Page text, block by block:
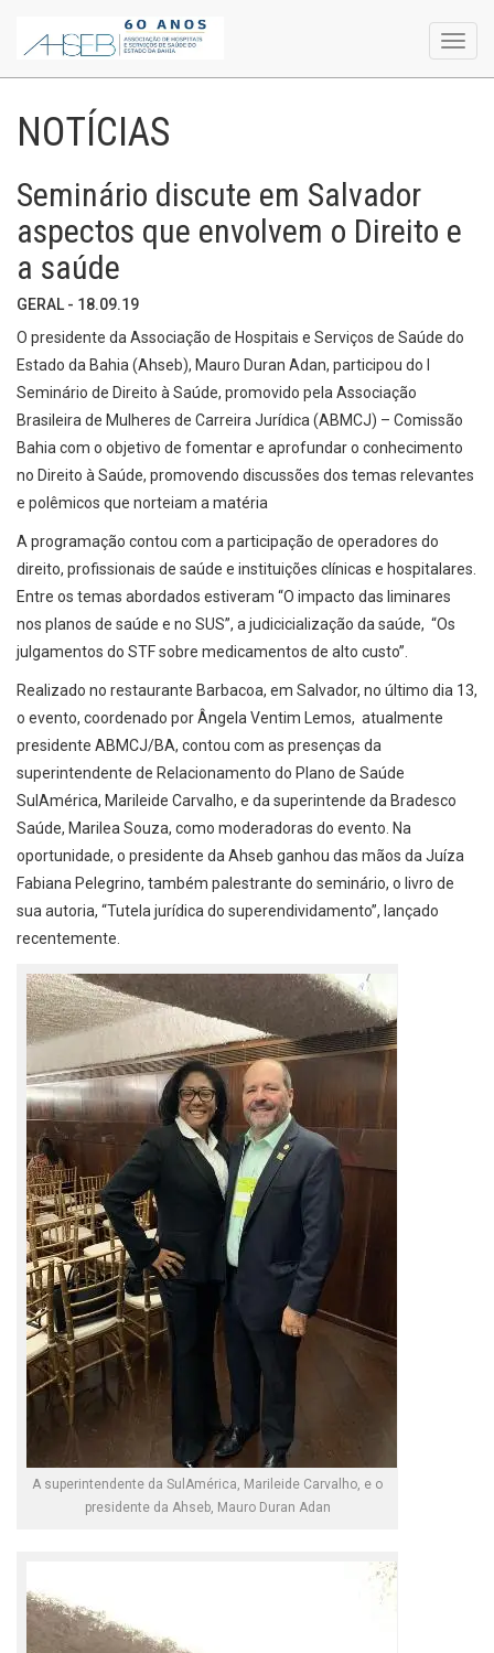
NOTÍCIAS
Seminário discute em Salvador
aspectos que envolvem o Direito e
a saúde
GERAL - 18.09.19
O presidente da Associação de Hospitais e Serviços de Saúde do
Estado da Bahia (Ahseb), Mauro Duran Adan, participou do I
Seminário de Direito à Saúde, promovido pela Associação
Brasileira de Mulheres de Carreira Jurídica (ABMCJ) – Comissão
Bahia com o objetivo de fomentar e aprofundar o conhecimento
no Direito à Saúde, promovendo discussões dos temas relevantes
e polêmicos que norteiam a matéria
A programação contou com a participação de operadores do
direito, profissionais de saúde e instituições clínicas e hospitalares.
Entre os temas abordados estiveram “O impacto das liminares
nos planos de saúde e no SUS”, a judicicialização da saúde, “Os
julgamentos do STF sobre medicamentos de alto custo”.
Realizado no restaurante Barbacoa, em Salvador, no último dia 13,
o evento, coordenado por Ângela Ventim Lemos, atualmente
presidente ABMCJ/BA, contou com as presenças da
superintendente de Relacionamento do Plano de Saúde
SulAmérica, Marileide Carvalho, e da superintende da Bradesco
Saúde, Marilea Souza, como moderadoras do evento. Na
oportunidade, o presidente da Ahseb ganhou das mãos da Juíza
Fabiana Pelegrino, também palestrante do seminário, o livro de
sua autoria, “Tutela jurídica do superendividamento”, lançado
recentemente.
A superintendente da SulAmérica, Marileide Carvalho, e o
presidente da Ahseb, Mauro Duran Adan